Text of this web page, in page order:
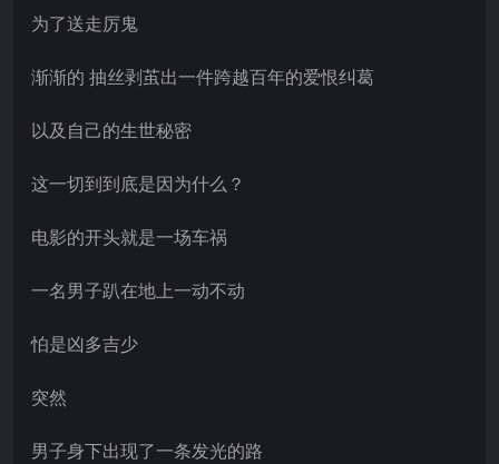
为了送走厉鬼
渐渐的 抽丝剥茧出一件跨越百年的爱恨纠葛
以及自己的生世秘密
这一切到到底是因为什么？
电影的开头就是一场车祸
一名男子趴在地上一动不动
怕是凶多吉少
突然
男子身下出现了一条发光的路